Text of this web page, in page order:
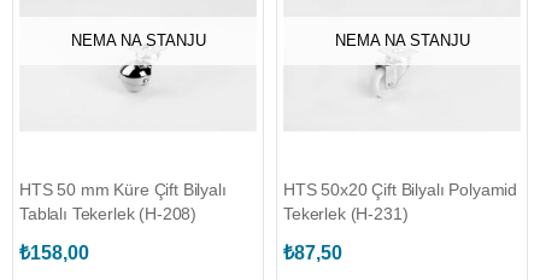
NEMA NA STANJU
HTS 50 mm Küre Çift Bilyalı
Tablalı Tekerlek (H-208)
₺158,00
NEMA NA STANJU
HTS 50x20 Çift Bilyalı Polyamid
Tekerlek (H-231)
₺87,50